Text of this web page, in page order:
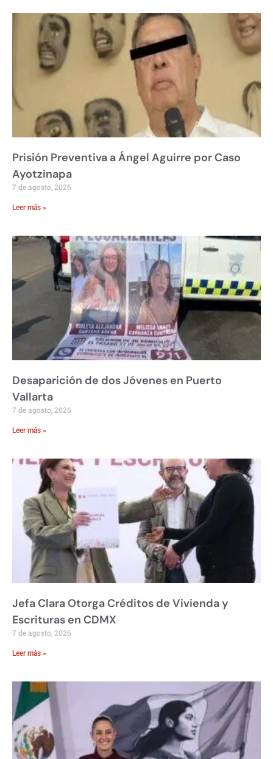
Prisión Preventiva a Ángel Aguirre por Caso
Ayotzinapa
7 de agosto, 2026
Leer más »
Desaparición de dos Jóvenes en Puerto
Vallarta
7 de agosto, 2026
Leer más »
Jefa Clara Otorga Créditos de Vivienda y
Escrituras en CDMX
7 de agosto, 2026
Leer más »